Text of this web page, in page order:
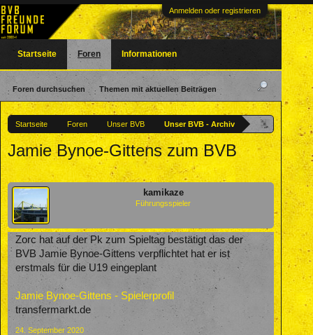
Anmelden oder registrieren
Startseite Foren Unser BVB Unser BVB - Archiv
Jamie Bynoe-Gittens zum BVB
kamikaze
Führungsspieler
Zorc hat auf der Pk zum Spieltag bestätigt das der
BVB Jamie Bynoe-Gittens verpflichtet hat er ist
erstmals für die U19 eingeplant
Jamie Bynoe-Gittens - Spielerprofil
transfermarkt.de
24. September 2020
Startseite Foren
Foren durchsuchen Themen mit aktuellen Beiträgen
Informationen